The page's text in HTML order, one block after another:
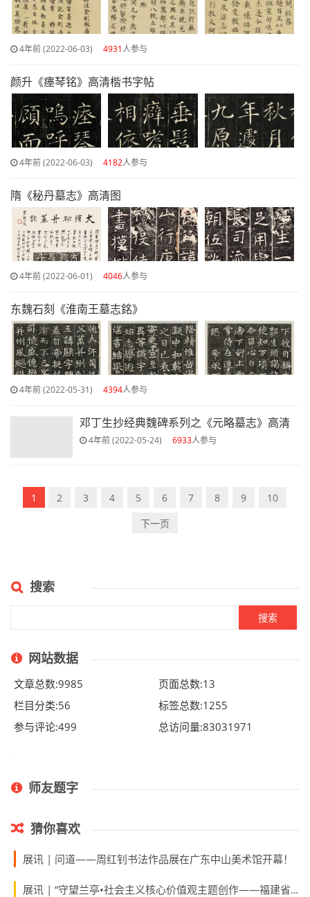
4年前 (2022-06-03) 4931人参与
颜升《瘗琴铭》高清楷书字帖
4年前 (2022-06-03) 4182人参与
隋《秘丹墓志》高清图
4年前 (2022-06-01) 4046人参与
东魏石刻《淮南王墓志銘》
4年前 (2022-05-31) 4394人参与
邓丁生抄经典魏碑系列之《元略墓志》高清
4年前 (2022-05-24) 6933人参与
1 2 3 4 5 6 7 8 9
10
下一页
搜索
网站数据
文章总数:9985
页面总数:13
栏目分类:56
标签总数:1255
参与评论:499
总访问量:83031971
师友题字
猜你喜欢
展讯 | 问道——周红钊书法作品展在广东中山美术馆开幕！
展讯 | “守望兰亭•社会主义核心价值观主题创作——福建省书法作品展”将于12月29日上午在福州开幕